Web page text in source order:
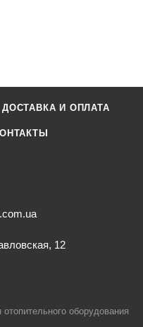
ДОСТАВКА И ОПЛАТА
12
оборудования